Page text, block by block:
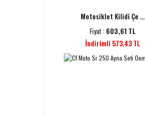
Motosiklet Kilidi Çe ...
Fiyat : 603,61 TL
İndirimli 573,43 TL